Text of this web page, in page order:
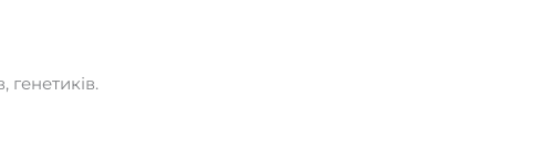
генетиків.